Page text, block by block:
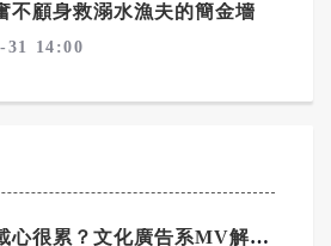
不顧身救溺水漁夫的簡金墻
31 14:00
疫情超載心很累？文化廣告系MV解方爆紅